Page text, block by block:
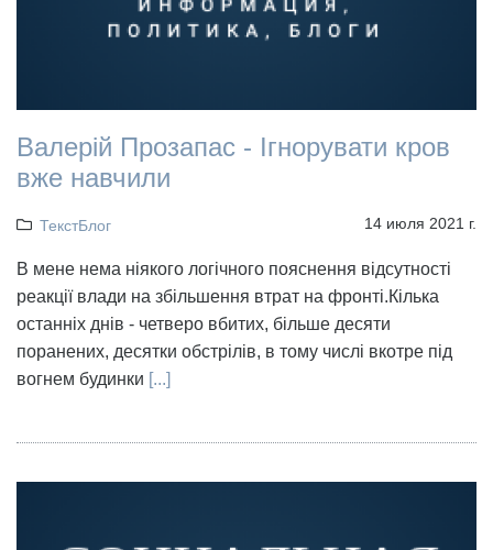
Валерій Прозапас - Ігнорувати кров
вже навчили
ТекстБлог 14 июля 2021 г.
В мене нема ніякого логічного пояснення відсутності
реакції влади на збільшення втрат на фронті.Кілька
останніх днів - четверо вбитих, більше десяти
поранених, десятки обстрілів, в тому числі вкотре під
вогнем будинки [...]